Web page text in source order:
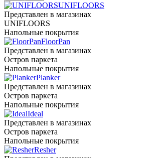
UNIFLOORS
Представлен в магазинах
UNIFLOORS
Напольные покрытия
FloorPan
Представлен в магазинах
Остров паркета
Напольные покрытия
Planker
Представлен в магазинах
Остров паркета
Напольные покрытия
Ideal
Представлен в магазинах
Остров паркета
Напольные покрытия
Resher